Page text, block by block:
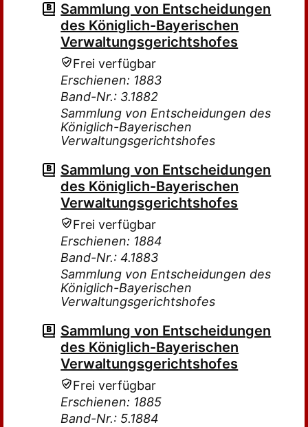
Sammlung von Entscheidungen
des Königlich-Bayerischen
Verwaltungsgerichtshofes
Frei verfügbar
Erschienen: 1883
Band-Nr.: 3.1882
Sammlung von Entscheidungen des
Königlich-Bayerischen
Verwaltungsgerichtshofes
Sammlung von Entscheidungen
des Königlich-Bayerischen
Verwaltungsgerichtshofes
Frei verfügbar
Erschienen: 1884
Band-Nr.: 4.1883
Sammlung von Entscheidungen des
Königlich-Bayerischen
Verwaltungsgerichtshofes
Sammlung von Entscheidungen
des Königlich-Bayerischen
Verwaltungsgerichtshofes
Frei verfügbar
Erschienen: 1885
Band-Nr.: 5.1884